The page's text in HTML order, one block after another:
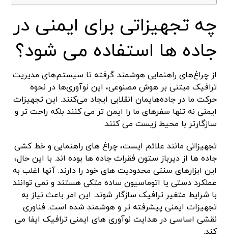
چه تجهیزاتی برای ایمنی در
جاده ها استفاده می شود؟
از چراغ‌های راهنمایی هوشمند گرفته تا سیستم‌های مدیریت
ترافیک مبتنی بر هوش مصنوعی، این نوآوری‌ها در نحوه
حرکت ما در جاده‌هایمان انقلابی ایجاد می‌کنند. این تجهیزات
ایمنی نه تنها سفرهای ما را ایمن تر می کنند بلکه راحت تر و
سازگارتر با محیط زیست می کنند.
تجهیزاتی مانند علائم ایست، چراغ های راهنمایی و خط کشی
جاده ها از دیرباز ستون فقرات جاده ها بوده اند. با این حال،
این ابزارهای سنتی محدودیت های خود را دارند. آنها اغلب به
عملکرد دستی یا اتوماسیون ساده متکی هستند و نمی توانند
با شرایط متغیر ترافیک سازگار شوند. این امر باعث نیاز به
تجهیزات ایمنی پیشرفته تر و هوشمند شده است. فناوری
نقشی اساسی در هدایت نوآوری های ایمنی ترافیک ایفا می
کند.